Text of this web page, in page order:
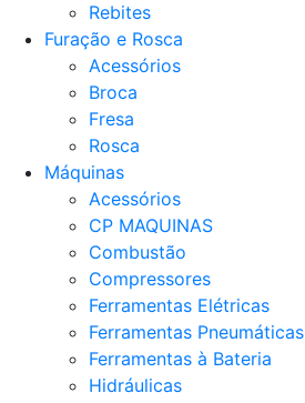
Rebites
Furação e Rosca
Acessórios
Broca
Fresa
Rosca
Máquinas
Acessórios
CP MAQUINAS
Combustão
Compressores
Ferramentas Elétricas
Ferramentas Pneumáticas
Ferramentas à Bateria
Hidráulicas